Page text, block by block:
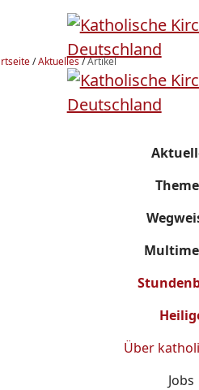
/Aktuelles/Artikel
Über
Jobs